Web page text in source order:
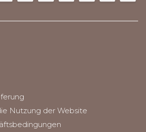
Nutzung der Website